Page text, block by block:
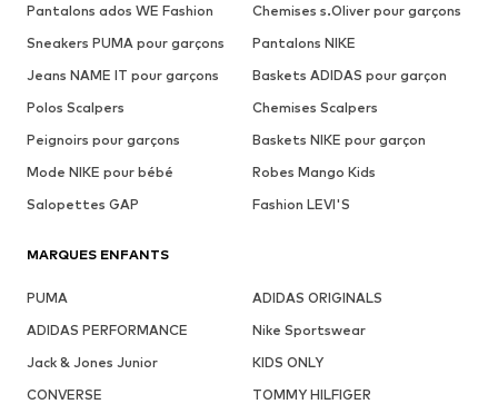
Pantalons ados WE Fashion
Chemises s.Oliver pour garçons
Sneakers PUMA pour garçons
Pantalons NIKE
Jeans NAME IT pour garçons
Baskets ADIDAS pour garçon
Polos Scalpers
Chemises Scalpers
Peignoirs pour garçons
Baskets NIKE pour garçon
Mode NIKE pour bébé
Robes Mango Kids
Salopettes GAP
Fashion LEVI'S
MARQUES ENFANTS
PUMA
ADIDAS ORIGINALS
ADIDAS PERFORMANCE
Nike Sportswear
Jack & Jones Junior
KIDS ONLY
CONVERSE
TOMMY HILFIGER